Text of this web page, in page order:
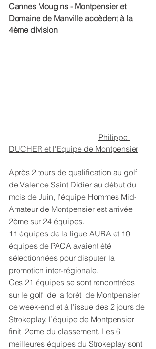
Cannes Mougins - Montpensier et
Domaine de Manville accèdent à la
4ème division
Philippe
DUCHER et l'Equipe de Montpensier
Après 2 tours de qualification au golf
de Valence Saint Didier au début du
mois de Juin, l’équipe Hommes Mid-
Amateur de Montpensier est arrivée
2ème sur 24 équipes.
11 équipes de la ligue AURA et 10
équipes de PACA avaient été
sélectionnées pour disputer la
promotion inter-régionale.
Ces 21 équipes se sont rencontrées
sur le golf  de la forêt  de Montpensier
ce week-end et à l’issue des 2 jours de
Strokeplay, l’équipe de Montpensier
finit  2eme du classement. Les 6
meilleures équipes du Strokeplay sont